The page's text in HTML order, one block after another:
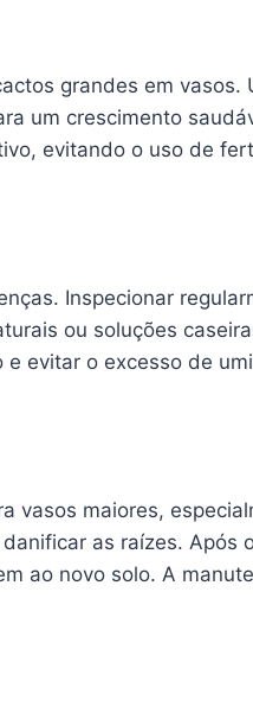
grandes em
um crescimento
evitando o uso de
Inspecionar
ou soluções
evitar o excesso de
maiores,
as raízes. Após
ao novo solo. A